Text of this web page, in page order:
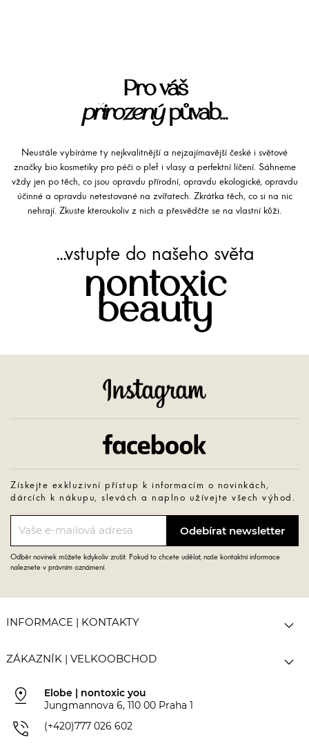
Pro váš
přirozenýpůvab...
Neustále vybíráme ty nejkvalitnější a nejzajímavější české i světové
značky bio kosmetiky pro péči o pleť i vlasy a perfektní líčení. Sáhneme
vždy jen po těch, co jsou opravdu přírodní, opravdu ekologické, opravdu
účinné a opravdu netestované na zvířatech. Zkrátka těch, co si na nic
nehrají. Zkuste kteroukoliv z nich a přesvědčte se na vlastní kůži.
...vstupte do našeho světa
nontoxic
beauty
Získejte exkluzivní přístup k informacím o novinkách,
dárcích k nákupu, slevách a naplno užívejte všech výhod.
Odběr novinek můžete kdykoliv zrušit. Pokud to chcete udělat, naše kontaktní informace
naleznete v právním oznámení.
INFORMACE | KONTAKTY 
ZÁKAZNÍK | VELKOOBCHOD 
pin_drop
Elobe | nontoxic you
Jungmannova 6, 110 00 Praha 1
phone_in_talk (+420)777 026 602